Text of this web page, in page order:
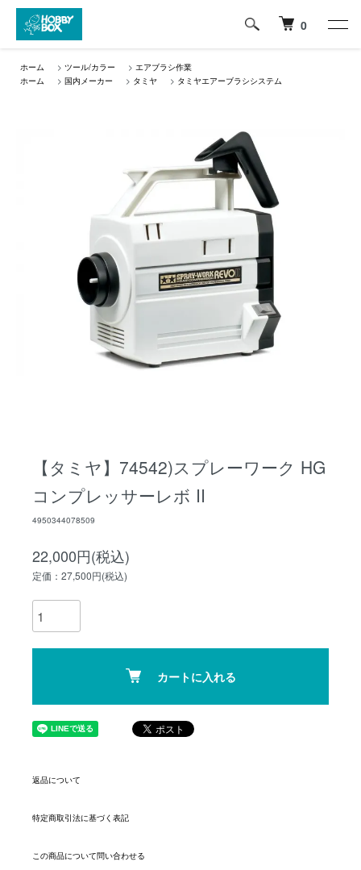
0
ホーム > ツール/カラー > エアブラシ作業
ホーム
> 国内メーカー > タミヤ > タミヤエアーブラシシステム
【タミヤ】74542)スプレーワーク HG
コンプレッサーレボ II
4950344078509
22,000円(税込)
定価：27,500円(税込)
カートに入れる
返品について
特定商取引法に基づく表記
この商品について問い合わせる